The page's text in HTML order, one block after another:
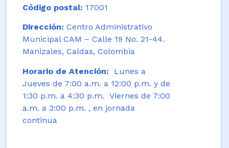
Código postal: 17001
Dirección: Centro Administrativo
Municipal CAM – Calle 19 No. 21-44.
Manizales, Caldas, Colombia
Horario de Atención: Lunes a
Jueves de 7:00 a.m. a 12:00 p.m. y de
1:30 p.m. a 4:30 p.m. Viernes de 7:00
a.m. a 3:00 p.m. , en jornada
continua